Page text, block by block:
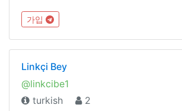
가입
Linkçi Bey
@linkcibe1
turkish
2